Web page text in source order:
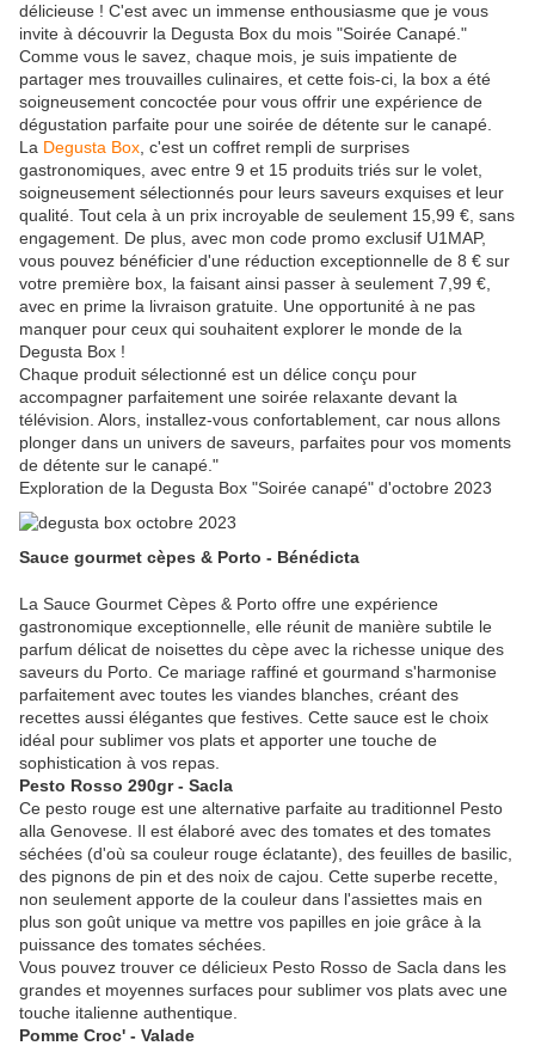
délicieuse ! C'est avec un immense enthousiasme que je vous
invite à découvrir la Degusta Box du mois "Soirée Canapé."
Comme vous le savez, chaque mois, je suis impatiente de
partager mes trouvailles culinaires, et cette fois-ci, la box a été
soigneusement concoctée pour vous offrir une expérience de
dégustation parfaite pour une soirée de détente sur le canapé.
La Degusta Box , c'est un coffret rempli de surprises
gastronomiques, avec entre 9 et 15 produits triés sur le volet,
soigneusement sélectionnés pour leurs saveurs exquises et leur
qualité. Tout cela à un prix incroyable de seulement 15,99 €, sans
engagement. De plus, avec mon code promo exclusif U1MAP,
vous pouvez bénéficier d'une réduction exceptionnelle de 8 € sur
votre première box, la faisant ainsi passer à seulement 7,99 €,
avec en prime la livraison gratuite. Une opportunité à ne pas
manquer pour ceux qui souhaitent explorer le monde de la
Degusta Box !
Chaque produit sélectionné est un délice conçu pour
accompagner parfaitement une soirée relaxante devant la
télévision. Alors, installez-vous confortablement, car nous allons
plonger dans un univers de saveurs, parfaites pour vos moments
de détente sur le canapé."
Exploration de la Degusta Box "Soirée canapé" d'octobre 2023
Sauce gourmet cèpes & Porto - Bénédicta
La Sauce Gourmet Cèpes & Porto offre une expérience
gastronomique exceptionnelle, elle réunit de manière subtile le
parfum délicat de noisettes du cèpe avec la richesse unique des
saveurs du Porto. Ce mariage raffiné et gourmand s'harmonise
parfaitement avec toutes les viandes blanches, créant des
recettes aussi élégantes que festives. Cette sauce est le choix
idéal pour sublimer vos plats et apporter une touche de
sophistication à vos repas.
Pesto Rosso 290gr - Sacla
Ce pesto rouge est une alternative parfaite au traditionnel Pesto
alla Genovese. Il est élaboré avec des tomates et des tomates
séchées (d'où sa couleur rouge éclatante), des feuilles de basilic,
des pignons de pin et des noix de cajou. Cette superbe recette,
non seulement apporte de la couleur dans l'assiettes mais en
plus son goût unique va mettre vos papilles en joie grâce à la
puissance des tomates séchées.
Vous pouvez trouver ce délicieux Pesto Rosso de Sacla dans les
grandes et moyennes surfaces pour sublimer vos plats avec une
touche italienne authentique.
Pomme Croc' - Valade